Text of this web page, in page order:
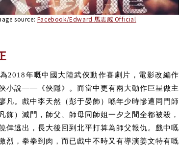
source: Facebook/Edward 馬志威 Official
為2018年嘅中國大陸武俠動作喜劇片，電影改編作
小說——《俠隱》。而當中更有兩大動作巨星做主
凡。戲中李天然（彭于晏飾）喺年少時慘遭同門師
飾）滅門，師父、師母同師姐一夕之間全都被殺，
倖逃出，長大後回到北平打算為師父報仇。戲中嘅
烈，拳拳到肉，而已戲中不時又有導演姜文特有嘅